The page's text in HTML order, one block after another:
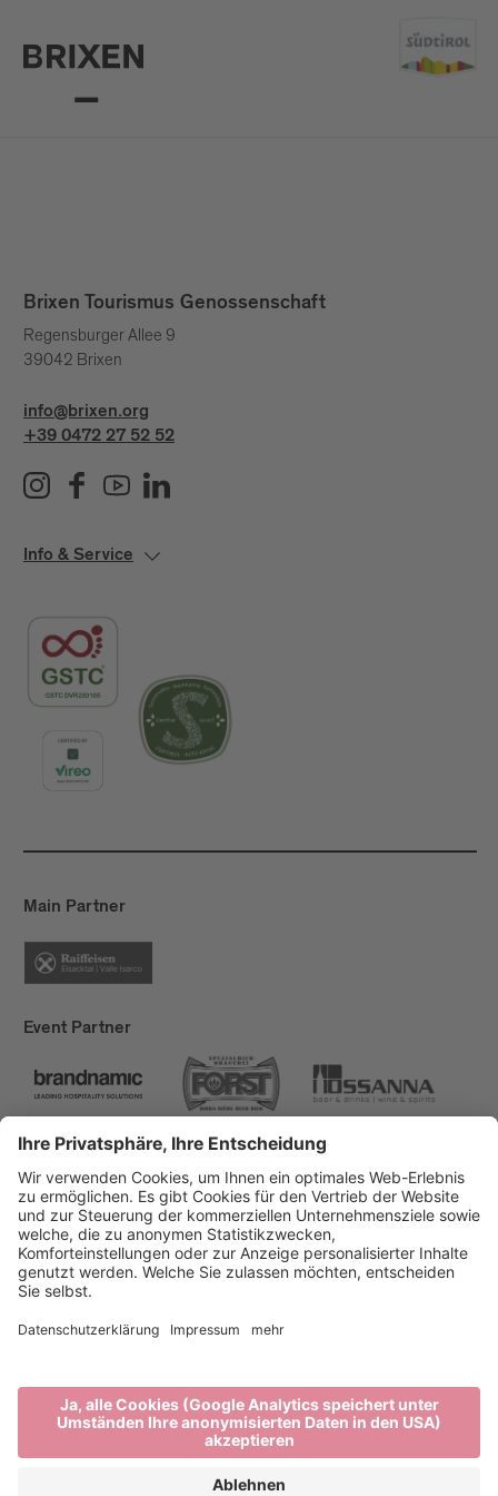
Brixen Tourismus Genossenschaft
Regensburger Allee 9
39042 Brixen
info@brixen.org
+39 0472 27 52 52
Info & Service
Main Partner
Event Partner
Brixen Tourismus
Privacy
Impressum
Förderungen
produced by